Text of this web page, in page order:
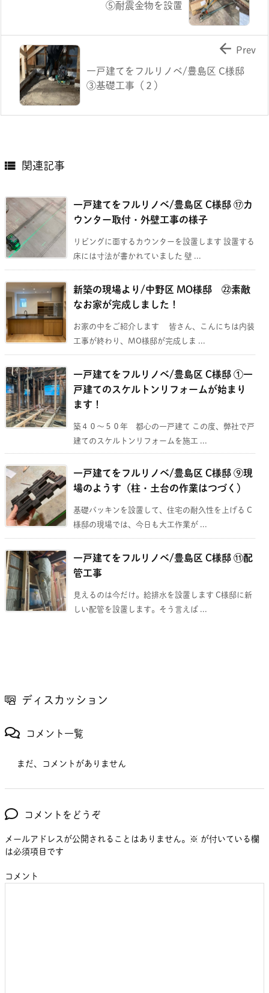
⑤耐震金物を設置
一戸建てをフルリノベ/豊島区 C様邸
③基礎工事（２）
 Prev
 関連記事
一戸建てをフルリノベ/豊島区 C様邸 ⑰カ
ウンター取付・外壁工事の様子
リビングに面するカウンターを設置します 設置する
床には寸法が書かれていました 壁 ...
新築の現場より/中野区 MO様邸 ㉒素敵
なお家が完成しました！
お家の中をご紹介します 皆さん、こんにちは内装
工事が終わり、MO様邸が完成しま ...
一戸建てをフルリノベ/豊島区 C様邸 ①一
戸建てのスケルトンリフォームが始まり
ます！
築４０～５０年 都心の一戸建て この度、弊社で戸
建てのスケルトンリフォームを施工 ...
一戸建てをフルリノベ/豊島区 C様邸 ⑨現
場のようす（柱・土台の作業はつづく）
基礎パッキンを設置して、住宅の耐久性を上げる C
様邸の現場では、今日も大工作業が ...
一戸建てをフルリノベ/豊島区 C様邸 ⑪配
管工事
見えるのは今だけ。給排水を設置します C様邸に新
しい配管を設置します。そう言えば ...
ディスカッション
コメント一覧
まだ、コメントがありません
コメントをどうぞ
メールアドレスが公開されることはありません。 ※ が付いている欄
は必須項目です
コメント